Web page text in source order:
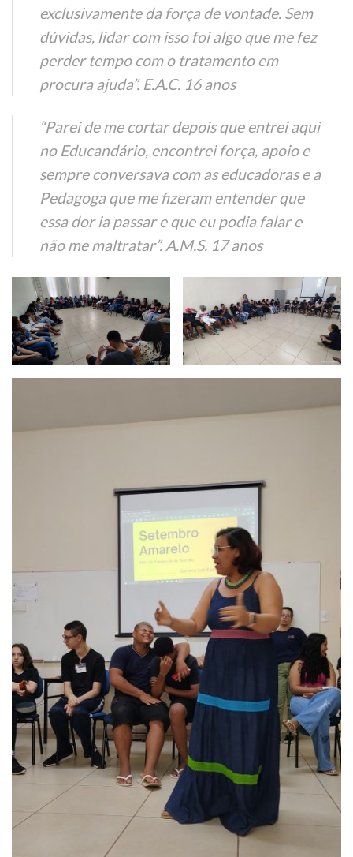
exclusivamente da força de vontade. Sem
dúvidas, lidar com isso foi algo que me fez
perder tempo com o tratamento em
procura ajuda”. E.A.C. 16 anos
“Parei de me cortar depois que entrei aqui
no Educandário, encontrei força, apoio e
sempre conversava com as educadoras e a
Pedagoga que me fizeram entender que
essa dor ia passar e que eu podia falar e
não me maltratar”. A.M.S. 17 anos